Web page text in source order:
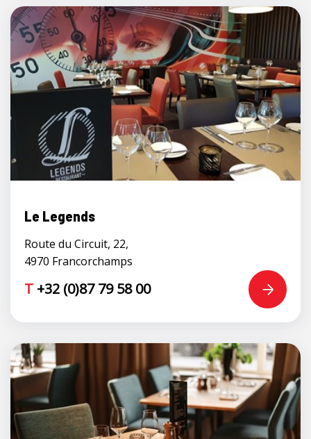
Le Legends
Route du Circuit, 22,
4970 Francorchamps
T +32 (0)87 79 58 00